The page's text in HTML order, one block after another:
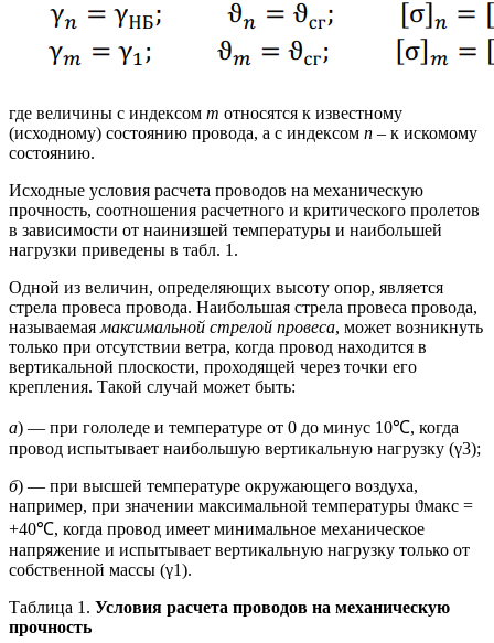
где величины с индексом m относятся к известному
(исходному) состоянию провода, а с индексом n – к искомому
состоянию.
Исходные условия расчета проводов на механическую
прочность, соотношения расчетного и критического пролетов
в зависимости от наинизшей температуры и наибольшей
нагрузки приведены в табл. 1.
Одной из величин, определяющих высоту опор, является
стрела провеса провода. Наибольшая стрела провеса провода,
называемая максимальной стрелой провеса, может возникнуть
только при отсутствии ветра, когда провод находится в
вертикальной плоскости, проходящей через точки его
крепления. Такой случай может быть:
а) — при гололеде и температуре от 0 до минус 10℃, когда
провод испытывает наибольшую вертикальную нагрузку (γ3);
б) — при высшей температуре окружающего воздуха,
например, при значении максимальной температуры ϑмакс =
+40℃, когда провод имеет минимальное механическое
напряжение и испытывает вертикальную нагрузку только от
собственной массы (γ1).
Таблица 1. Условия расчета проводов на механическую
прочность